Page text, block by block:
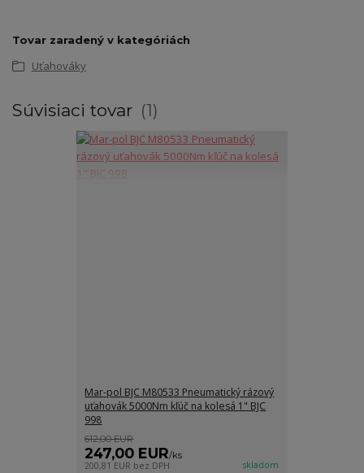
Tovar zaradený v kategóriách
Uťahováky
Súvisiaci tovar 1
Mar-pol BJC M80533 Pneumatický rázový
uťahovák 5000Nm kľúč na kolesá 1" BJC
998
612,00 EUR
247,00 EUR/ks
200,81 EUR bez DPH skladom